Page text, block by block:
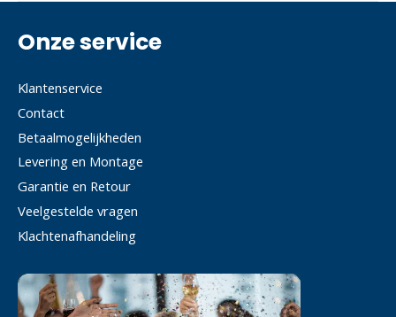
Onze service
Klantenservice
Contact
Betaalmogelijkheden
Levering en Montage
Garantie en Retour
Veelgestelde vragen
Klachtenafhandeling